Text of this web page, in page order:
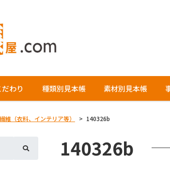
わり 種類別見本帳 素材別見本帳
維（衣料、インテリア等） > 140326b
140326b